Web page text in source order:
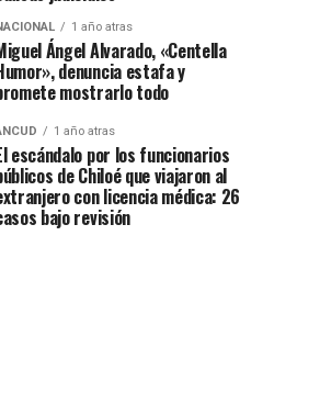
1 año atras
Ángel Alvarado, «Centella
denuncia estafa y
mostrarlo todo
1 año atras
escándalo por los funcionarios
de Chiloé que viajaron al
con licencia médica: 26
bajo revisión